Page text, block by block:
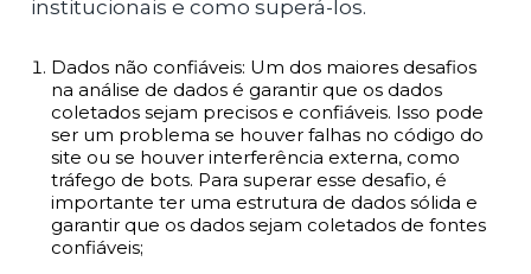
institucionais e como superá-los.
Dados não confiáveis: Um dos maiores desafios
na análise de dados é garantir que os dados
coletados sejam precisos e confiáveis. Isso pode
ser um problema se houver falhas no código do
site ou se houver interferência externa, como
tráfego de bots. Para superar esse desafio, é
importante ter uma estrutura de dados sólida e
garantir que os dados sejam coletados de fontes
confiáveis;